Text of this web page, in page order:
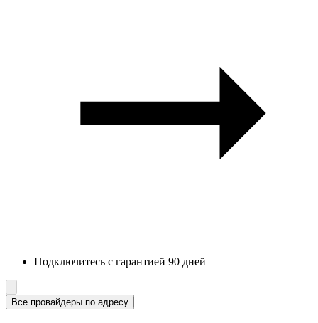
Подключитесь с гарантией 90 дней
Все провайдеры по адресу